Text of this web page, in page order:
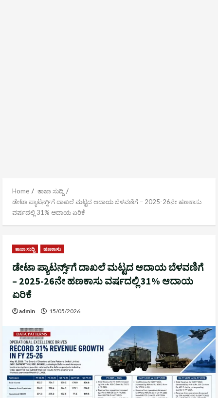
Home
ತಾಜಾ ಸುದ್ದಿ
ಡೇಟಾ ಪ್ಯಾಟರ್ನ್ಸ್‌ಗೆ ದಾಖಲೆ ಮಟ್ಟದ ಆದಾಯ ಬೆಳವಣಿಗೆ – 2025-26ನೇ ಹಣಕಾಸು
ವರ್ಷದಲ್ಲಿ 31% ಆದಾಯ ಏರಿಕೆ
ತಾಜಾ ಸುದ್ದಿ ಹಣಕಾಸು
ಡೇಟಾ ಪ್ಯಾಟರ್ನ್ಸ್‌ಗೆ ದಾಖಲೆ ಮಟ್ಟದ ಆದಾಯ ಬೆಳವಣಿಗೆ
– 2025-26ನೇ ಹಣಕಾಸು ವರ್ಷದಲ್ಲಿ 31% ಆದಾಯ
ಏರಿಕೆ
admin 15/05/2026